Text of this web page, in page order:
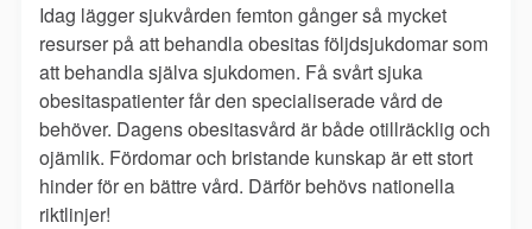
Idag lägger sjukvården femton gånger så mycket
resurser på att behandla obesitas följdsjukdomar som
att behandla själva sjukdomen. Få svårt sjuka
obesitaspatienter får den specialiserade vård de
behöver. Dagens obesitasvård är både otillräcklig och
ojämlik. Fördomar och bristande kunskap är ett stort
hinder för en bättre vård. Därför behövs nationella
riktlinjer!